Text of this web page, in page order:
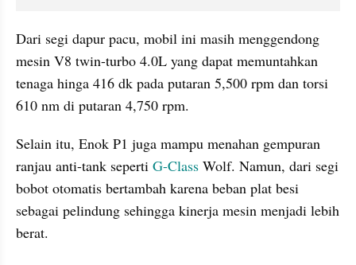
Dari segi dapur pacu, mobil ini masih menggendong
mesin V8 twin-turbo 4.0L yang dapat memuntahkan
tenaga hinga 416 dk pada putaran 5,500 rpm dan torsi
610 nm di putaran 4,750 rpm.
Selain itu, Enok P1 juga mampu menahan gempuran
ranjau anti-tank seperti G-Class Wolf. Namun, dari segi
bobot otomatis bertambah karena beban plat besi
sebagai pelindung sehingga kinerja mesin menjadi lebih
berat.